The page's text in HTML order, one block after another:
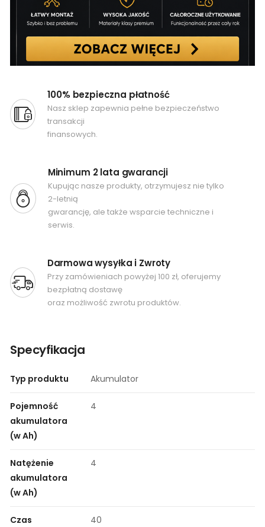
100% bezpieczna płatność
Nasz sklep zapewnia pełne bezpieczeństwo
transakcji
finansowych.
Minimum 2 lata gwarancji
Kupując nasze produkty, otrzymujesz nie tylko
2-letnią
gwarancję, ale także wsparcie techniczne i
serwis.
Darmowa wysyłka i Zwroty
Przy zamówieniach powyżej 100 zł, oferujemy
bezpłatną dostawę
oraz możliwość zwrotu produktów.
Specyfikacja
Typ produktu Akumulator
Pojemność
akumulatora
(w Ah)
4
Natężenie
akumulatora
(w Ah)
4
Czas
40